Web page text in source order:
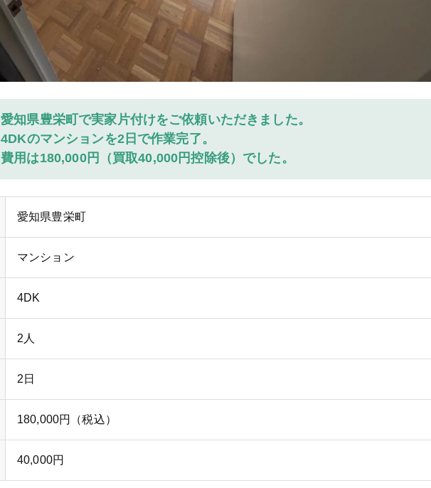
愛知県豊栄町で実家片付けをご依頼いただきました。
4DKのマンションを2日で作業完了。
費用は180,000円（買取40,000円控除後）でした。
愛知県豊栄町
マンション
4DK
2人
2日
180,000円（税込）
40,000円